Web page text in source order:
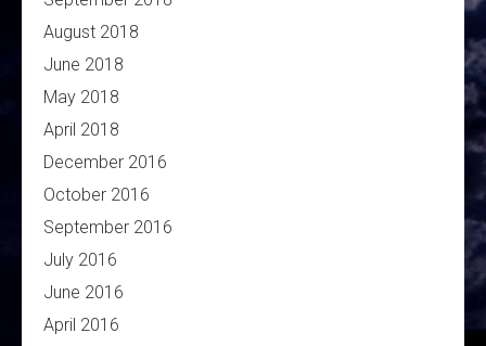
August 2018
June 2018
May 2018
April 2018
December 2016
October 2016
September 2016
July 2016
June 2016
April 2016